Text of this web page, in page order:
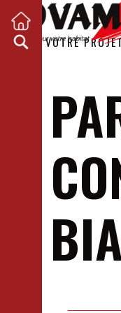
VOTRE